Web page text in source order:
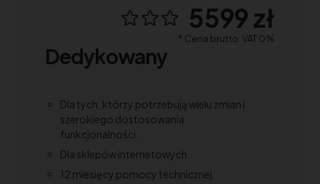
5599 zł
* Cena brutto. VAT 0%
Dedykowany
Dla tych, którzy potrzebują wielu zmian i
szerokiego dostosowania
funkcjonalności.
Dla sklepów internetowych.
12 miesięcy pomocy technicznej.